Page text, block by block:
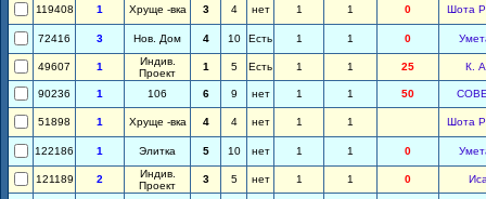
119408 1 Хруще -вка 3 4 нет 1 1 0 Шота
72416 3 Нов. Дом 4 10 Есть 1 1 0
49607 1
Индив.
Проект
1 5 Есть 1 1 25 К.
90236 1 106 6 9 нет 1 1 50
51898 1 Хруще -вка 4 4 нет 1 1 Шота
122186 1 Элитка 5 10 нет 1 1 0
121189 2
Индив.
Проект
3 5 нет 1 1 0